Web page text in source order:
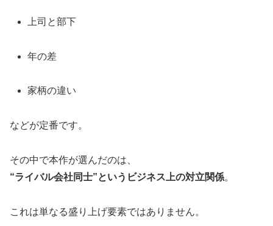
上司と部下
年の差
家柄の違い
などが定番です。
その中で本作が選んだのは、
“ライバル会社同士”というビジネス上の対立関係。
これは単なる盛り上げ要素ではありません。